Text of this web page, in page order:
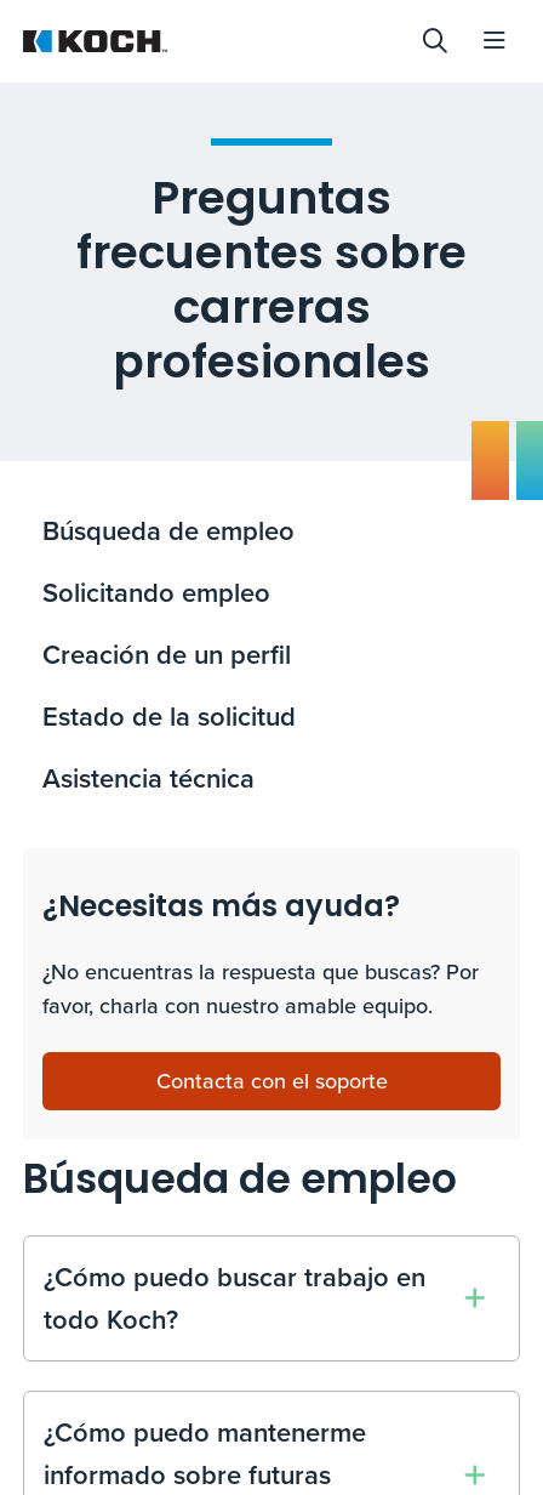
Preguntas
frecuentes sobre
carreras
profesionales
Búsqueda de empleo
Solicitando empleo
Creación de un perfil
Estado de la solicitud
Asistencia técnica
¿Necesitas más ayuda?
¿No encuentras la respuesta que buscas? Por
favor, charla con nuestro amable equipo.
Contacta con el soporte
Búsqueda de empleo
¿Cómo puedo buscar trabajo en
todo Koch?
¿Cómo puedo mantenerme
informado sobre futuras